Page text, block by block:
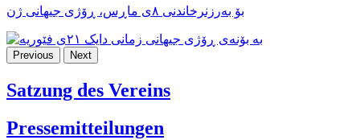
بۆ بەرزنرخاندنی ٨ی ماڕس، ڕۆژی جیهانی ژن
Previous Next
Satzung des Vereins
Pressemitteilungen